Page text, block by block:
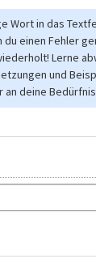
Wort in das
du einen Fehler
Lerne
und
an deine